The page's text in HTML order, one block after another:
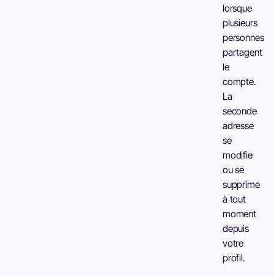
lorsque
plusieurs
personnes
partagent
le
compte.
La
seconde
adresse
se
modifie
ou se
supprime
à tout
moment
depuis
votre
profil.